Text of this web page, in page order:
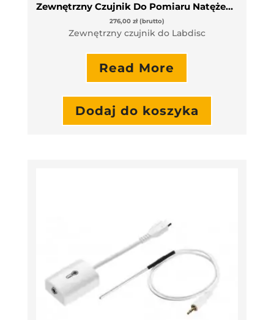
Zewnętrzny Czujnik Do Pomiaru Natężenia Prądu
276,00 zł (brutto)
Zewnętrzny czujnik do Labdisc
Read More
Dodaj do koszyka